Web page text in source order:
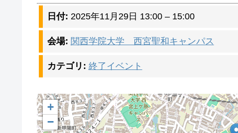
日付: 2025年11月29日 13:00– 15:00
会場: 関西学院大学 西宮聖和キャンパス
カテゴリ: 終了イベント
+
−